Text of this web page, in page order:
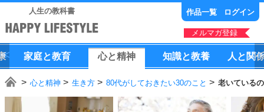
人生の教科書 作品一覧 ログイン
メルマガ登録
家庭と教育 心と精神 知識と教養 人 と 関
心と精神 生き方 80代がしておきたい30のこと 老いている